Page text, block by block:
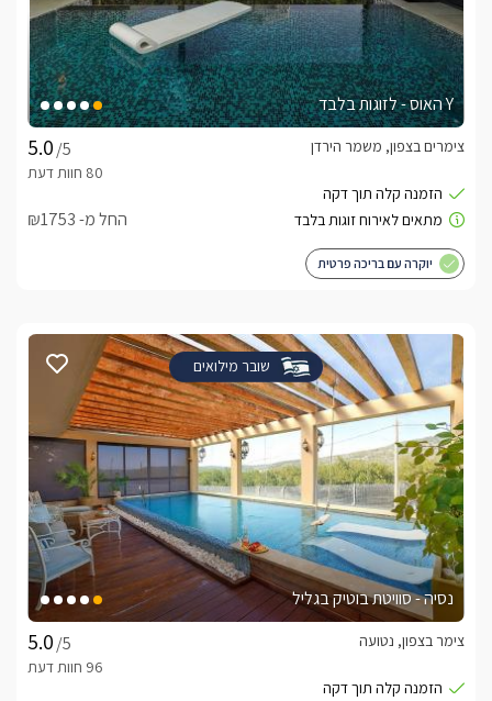
Y האוס - לזוגות בלבד
/5
צימרים בצפון, משמר הירדן
החל מ- ₪1753
יוקרה עם בריכה פרטית
שובר מילואים
נסיה - סוויטת בוטיק בגליל
/5
צימר בצפון, נטועה